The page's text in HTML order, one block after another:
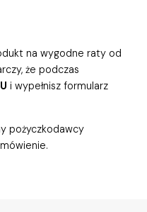
na wygodne raty od
że podczas
i wypełnisz formularz
pożyczkodawcy